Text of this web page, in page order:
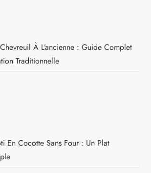
À L’ancienne : Guide Complet
Traditionnelle
En Cocotte Sans Four : Un Plat